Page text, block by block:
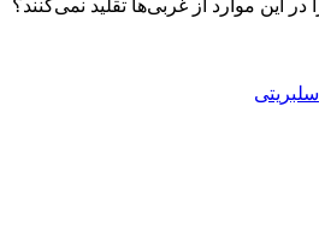
این موارد از غربی‌ها تقلید نمی‌کنند؟
سلبریتی